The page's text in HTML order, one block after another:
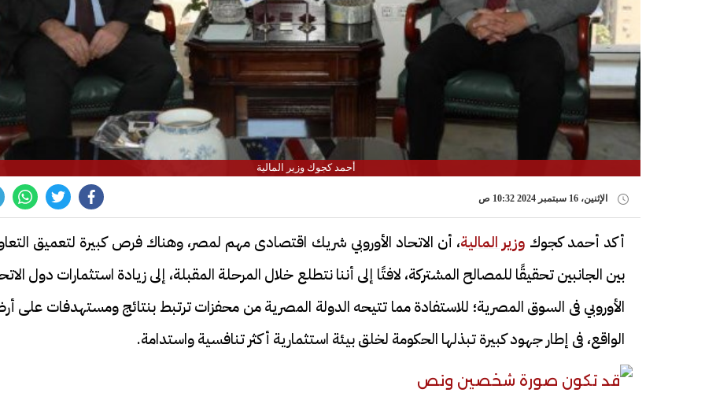
أحمد كجوك وزير المالية
الإثنين، 16 سبتمبر 2024 10:32 ص
أكد أحمد كجوك وزير المالية، أن الاتحاد الأوروبي شريك اقتصادى مهم لمصر، وهناك فرص كبيرة لتعميق
بين الجانبين تحقيقًا للمصالح المشتركة، لافتًا إلى أننا نتطلع خلال المرحلة المقبلة، إلى زيادة استثمارات دول
الأوروبي فى السوق المصرية؛ للاستفادة مما تتيحه الدولة المصرية من محفزات ترتبط بنتائج ومستهدفات على
الواقع، فى إطار جهود كبيرة تبذلها الحكومة لخلق بيئة استثمارية أكثر تنافسية واستدامة.